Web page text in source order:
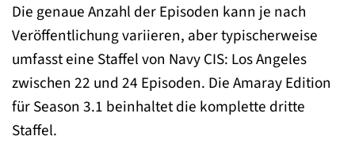
Die genaue Anzahl der Episoden kann je nach
Veröffentlichung variieren, aber typischerweise
umfasst eine Staffel von Navy CIS: Los Angeles
zwischen 22 und 24 Episoden. Die Amaray Edition
für Season 3.1 beinhaltet die komplette dritte
Staffel.